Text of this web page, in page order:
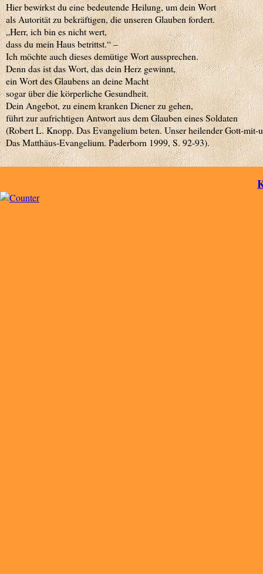
Hier bewirkst du eine bedeutende Heilung, um dein Wort
als Autorität zu bekräftigen, die unseren Glauben fordert.
„Herr, ich bin es nicht wert,
dass du mein Haus betrittst.“ –
Ich möchte auch dieses demütige Wort aussprechen.
Denn das ist das Wort, das dein Herz gewinnt,
ein Wort des Glaubens an deine Macht
sogar über die körperliche Gesundheit.
Dein Angebot, zu einem kranken Diener zu gehen,
führt zur aufrichtigen Antwort aus dem Glauben eines Soldaten
(Robert L. Knopp. Das Evangelium beten. Unser heilender Gott-mit-
Das Matthäus-Evangelium. Paderborn 1999, S. 92-93).